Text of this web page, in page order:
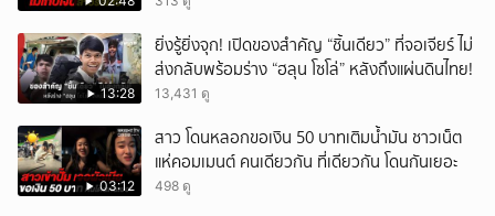
13:28
ยิ่งรู้ยิ่งจุก! เปิดของสำคัญ “ชิ้นเดียว” ที่จอเจียร์ ไม่
ส่งกลับพร้อมร่าง “ฮลุน โซโล่” หลังถึงแผ่นดินไทย!
13,431 ดู
03:12
สาว โดนหลอกขอเงิน 50 บาทเติมน้ำมัน ชาวเน็ต
แห่คอมเมนต์ คนเดียวกัน ที่เดียวกัน โดนกันเยอะ
498 ดู